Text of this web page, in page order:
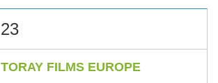
23
TORAY FILMS EUROPE